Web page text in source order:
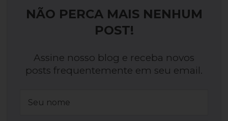
NÃO PERCA MAIS NENHUM
POST!
Assine nosso blog e receba novos
posts frequentemente em seu email.